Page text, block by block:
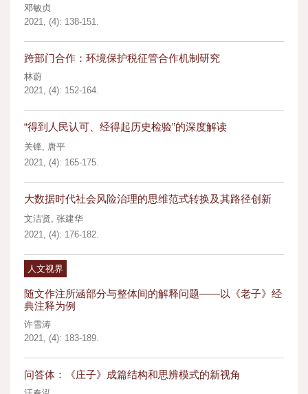
邓敏贞
2021, (4): 138-151.
跨部门合作：环境保护税征管合作机制研究
林蔚
2021, (4): 152-164.
“得到人民认可、经得起历史检验”的深度解读
关锋, 唐平
2021, (4): 165-175.
大数据时代社会风险治理的思维范式转换及其路径创新
文洁贤, 张建华
2021, (4): 176-182.
人文视界
随文作注所涵部分与整体间的解释问题——以《老子》经
典注释为例
许雪涛
2021, (4): 183-189.
问答体：《庄子》成篇结构和思辨模式的新视角